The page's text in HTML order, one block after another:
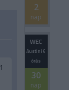
2
nap
WEC
Austini 6
órás
30
nap